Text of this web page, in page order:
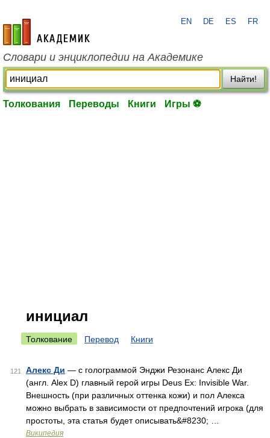
academic.ru
EN DE ES FR
Словари и энциклопедии на Академике
Найти!
Толкования Переводы Книги Игры ⚽
инициал
Толкование Перевод Книги
121 Алекс Ди — с голограммой Энджи Резонанс Алекс Ди
(англ. Alex D) главный герой игры Deus Ex: Invisible War.
Внешность (при различных оттенка кожи) и пол Алекса
можно выбрать в зависимости от предпочтений игрока (для
простоты, эта статья будет описывать&#8230; …
Википедия